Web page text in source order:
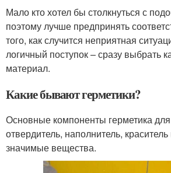
Мало кто хотел бы столкнуться с
поэтому лучше предпринять
того, как случится неприятная
логичный поступок – сразу выбрать
материал.
Какие бывают герметики?
Основные компоненты герметика
отвердитель, наполнитель,
значимые вещества.